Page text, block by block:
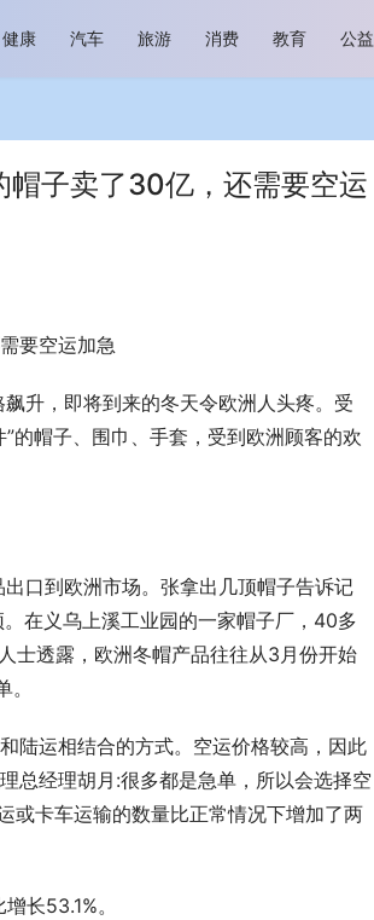
健康 汽车 旅游 消费 教育 公益
帽子卖了30亿，还需要空运
要空运加急
升，即将到来的冬天令欧洲人头疼。受
的帽子、围巾、手套，受到欧洲顾客的欢
口到欧洲市场。张拿出几顶帽子告诉记
在义乌上溪工业园的一家帽子厂，40多
士透露，欧洲冬帽产品往往从3月份开始
陆运相结合的方式。空运价格较高，因此
总经理胡月:很多都是急单，所以会选择空
或卡车运输的数量比正常情况下增加了两
长53.1%。
“读懂中国”国际会议